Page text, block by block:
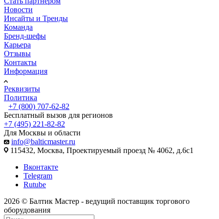
Новости
Инсайты и Тренды
Команда
Бренд-шефы
Карьера
Отзывы
Контакты
Информация
Реквизиты
Политика
+7 (800) 707-62-82
Бесплатный вызов для регионов
+7 (495) 221-82-82
Для Москвы и области
info@balticmaster.ru
115432, Москва, Проектируемый проезд № 4062, д.6с1
Вконтакте
Telegram
Rutube
2026 © Балтик Мастер - ведущий поставщик торгового
оборудования